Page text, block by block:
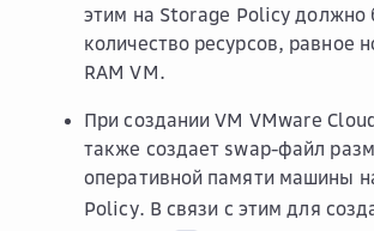
этим на Storage Policy должно
количество ресурсов, равное
RAM VM.
При создании VM VMware
также создает swap-файл
оперативной памяти машины
Policy. В связи с этим для